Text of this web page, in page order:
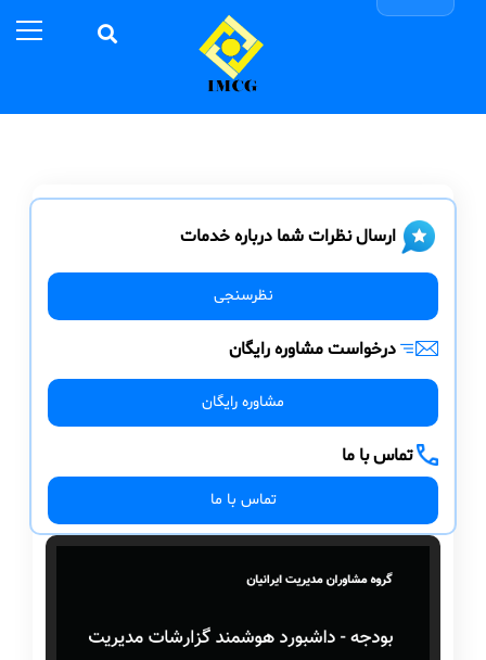
ارسال نظرات شما درباره خدمات
نظرسنجی
درخواست مشاوره رایگان
مشاوره رایگان
تماس با ما
تماس با ما